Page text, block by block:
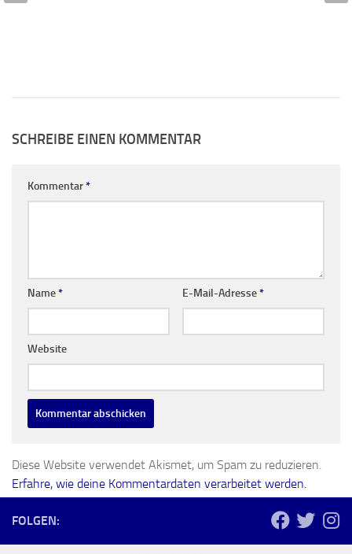
SCHREIBE EINEN KOMMENTAR
Kommentar*
Name* E-Mail-Adresse*
Website
Diese Website verwendet Akismet, um Spam zu reduzieren.
Erfahre, wie deine Kommentardaten verarbeitet werden.
FOLGEN: